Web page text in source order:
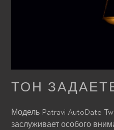
ТОН
Модель Patravi AutoDate
заслуживает особого